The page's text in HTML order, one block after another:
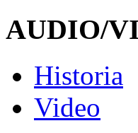
AUDIO/
Historia
Video